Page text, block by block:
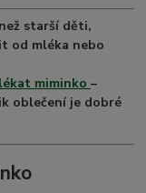
starší děti,
od mléka nebo
miminko–
oblečení je dobré